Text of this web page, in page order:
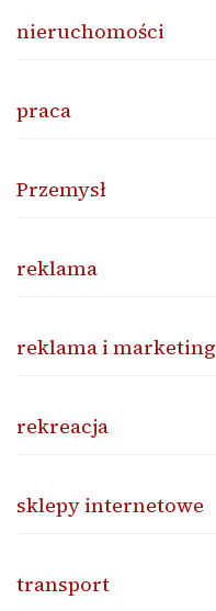
nieruchomości
praca
Przemysł
reklama
reklama i marketing
rekreacja
sklepy internetowe
transport